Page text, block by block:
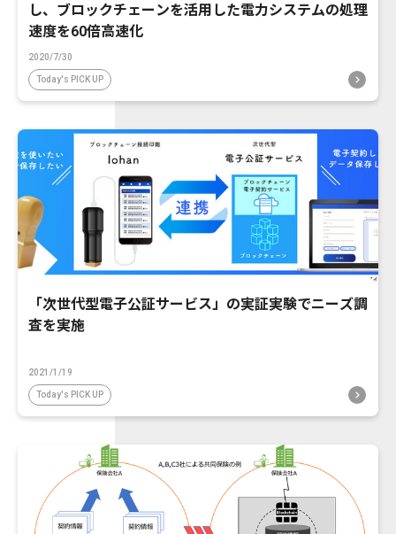
し、ブロックチェーンを活用した電力システムの処理
速度を60倍高速化
2020/7/30
Today's PICK UP
「次世代型電子公証サービス」の実証実験でニーズ調
査を実施
2021/1/19
Today's PICK UP